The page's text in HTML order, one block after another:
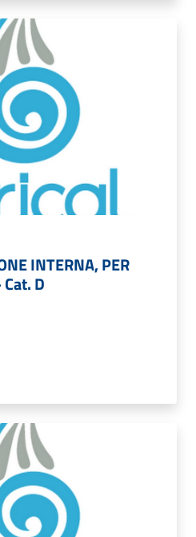
INTERNA, PER
D